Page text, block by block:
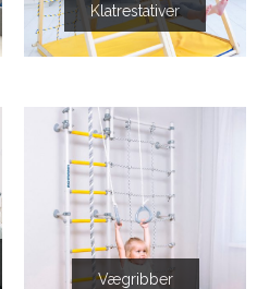
Klatrestativer
Vægribber